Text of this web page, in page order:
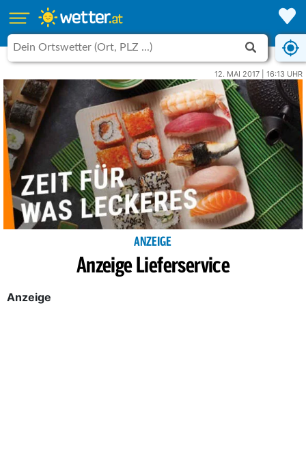
12. MAI 2017 | 16:13 UHR
ANZEIGE
Anzeige Lieferservice
Anzeige